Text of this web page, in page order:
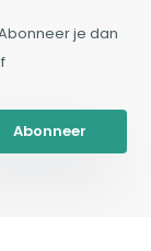
je dan
Abonneer